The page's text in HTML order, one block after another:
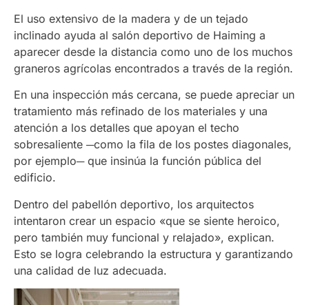
El uso extensivo de la madera y de un tejado
inclinado ayuda al salón deportivo de Haiming a
aparecer desde la distancia como uno de los muchos
graneros agrícolas encontrados a través de la región.
En una inspección más cercana, se puede apreciar un
tratamiento más refinado de los materiales y una
atención a los detalles que apoyan el techo
sobresaliente ─como la fila de los postes diagonales,
por ejemplo─ que insinúa la función pública del
edificio.
Dentro del pabellón deportivo, los arquitectos
intentaron crear un espacio «que se siente heroico,
pero también muy funcional y relajado», explican.
Esto se logra celebrando la estructura y garantizando
una calidad de luz adecuada.